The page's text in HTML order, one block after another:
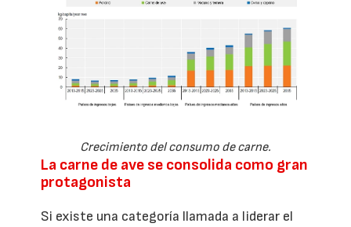
Crecimiento del consumo de carne.
La carne de ave se consolida como gran
protagonista
Si existe una categoría llamada a liderar el